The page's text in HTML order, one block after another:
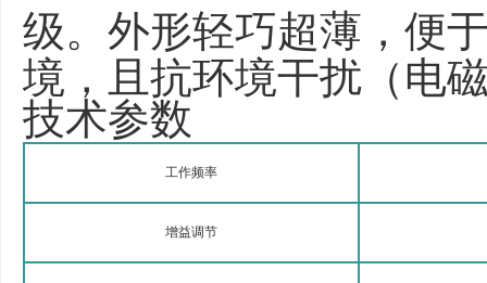
级。外形轻巧超薄，便
境，且抗环境干扰（电
技术参数
工作频率
增益调节